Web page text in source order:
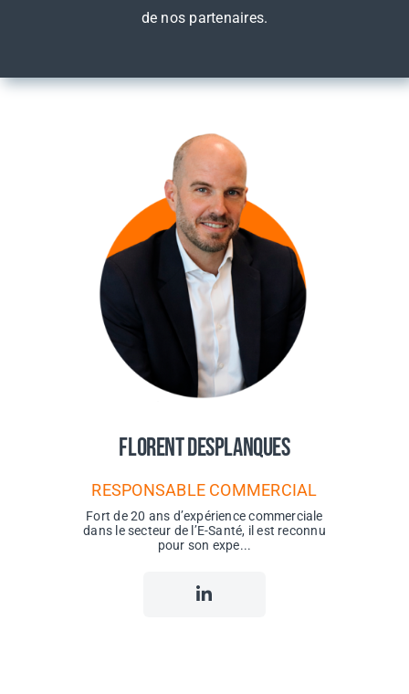
de nos partenaires.
Florent Desplanques
RESPONSABLE COMMERCIAL
Fort de 20 ans d’expérience commerciale
dans le secteur de l’E-Santé, il est reconnu
pour son expe...